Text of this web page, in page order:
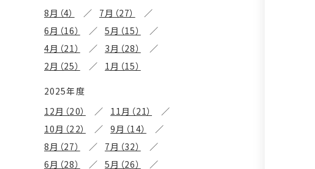
8月（4）
7月（27）
6月（16）
5月（15）
4月（21）
3月（28）
2月（25）
1月（15）
2025年度
12月（20）
11月（21）
10月（22）
9月（14）
8月（27）
7月（32）
6月（28）
5月（26）